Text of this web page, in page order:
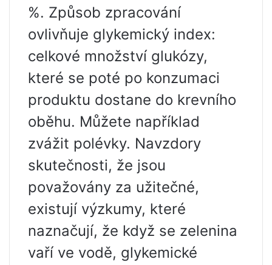
%. Způsob zpracování
ovlivňuje glykemický index:
celkové množství glukózy,
které se poté po konzumaci
produktu dostane do krevního
oběhu. Můžete například
zvážit polévky. Navzdory
skutečnosti, že jsou
považovány za užitečné,
existují výzkumy, které
naznačují, že když se zelenina
vaří ve vodě, glykemické